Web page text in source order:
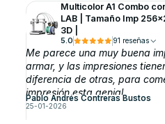
Multicolor A1 Combo
LAB | Tamaño Imp
3D |
5.0 91 reseñas
Me parece una muy buena
armar, y las impresiones
diferencia de otras, para
impresión esta genial.
Pablo Andrés Contreras Bustos
25-01-2026